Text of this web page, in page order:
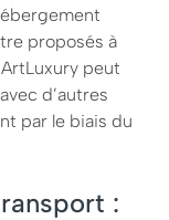
proposés à
peut
d’autres
par le biais du
: